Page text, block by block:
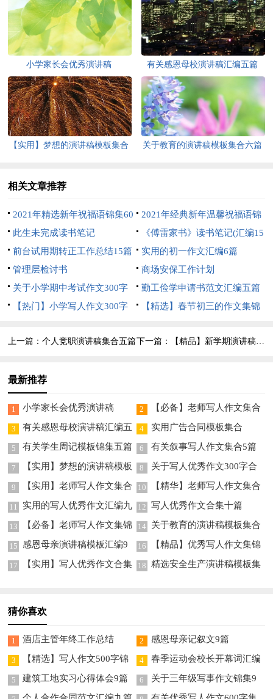
小学家长会优秀演讲稿 有关感恩母校演讲稿汇编五篇
【实用】梦想的演讲稿模板集合
关于教育的演讲稿模板集合六篇
相关文章推荐
2021年精选新年祝福语锦集60
句
2021年经典新年温馨祝福语锦
集79句
此生未完成读书笔记
《傅雷家书》读书笔记(汇编15
篇)
前台试用期转正工作总结15篇
实用的初一作文汇编6篇
管理层检讨书
商场安保工作计划
关于小学期中考试作文300字
汇总六篇
勤工俭学申请书范文汇编五篇
【热门】小学写人作文300字
【精选】春节初三的作文集锦
上一篇：个人竞职演讲稿集合五篇下一篇： 【精品】新学期演讲稿10篇
最新推荐
1 小学家长会优秀演讲稿 2
【必备】老师写人作文集合
八篇
3
有关感恩母校演讲稿汇编五
篇
4 实用广告合同模板集合
5 有关学生周记模板锦集五篇 6 有关叙事写人作文集合5篇
7
【实用】梦想的演讲稿模板
集合七篇
8
关于写人优秀作文300字合
集7篇
9
【实用】老师写人作文集合
7篇
10
【精华】老师写人作文集合
九篇
11
实用的写人优秀作文汇编九
篇
12 写人优秀作文合集十篇
13
【必备】老师写人作文集锦
10篇
14
关于教育的演讲稿模板集合
六篇
15
感恩母亲演讲稿模板汇编9
篇
16
【精品】优秀写人作文集锦
7篇
17
【实用】写人优秀作文合集
18 精选安全生产演讲稿模板集
猜你喜欢
1 酒店主管年终工作总结 2 感恩母亲记叙文9篇
3
【精选】写人作文500字锦
集10篇
4
春季运动会校长开幕词汇编
8篇
5 建筑工地实习心得体会9篇 6
关于三年级写事作文锦集9
篇